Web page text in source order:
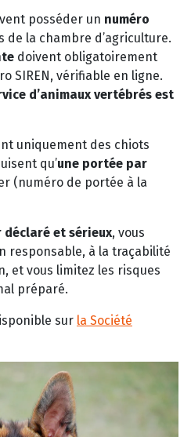
posséder un numéro
de la chambre d’agriculture.
doivent obligatoirement
SIREN, vérifiable en ligne.
d’animaux vertébrés est
uniquement des chiots
qu’une portée par
(numéro de portée à la
déclaré et sérieux, vous
responsable, à la traçabilité
et vous limitez les risques
préparé.
sur la Société